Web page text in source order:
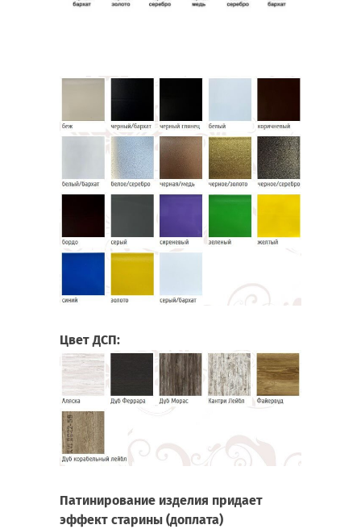
Цвет ДСП:
Патинирование изделия придает
эффект старины (доплата)